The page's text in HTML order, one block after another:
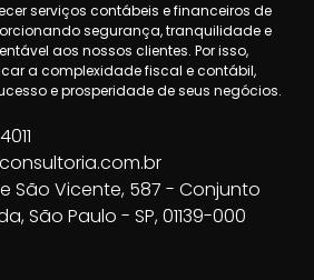
serviços contábeis e financeiros de
segurança, tranquilidade e
aos nossos clientes. Por isso,
a complexidade fiscal e contábil,
e prosperidade de seus negócios.
São Vicente, 587 - Conjunto
São Paulo - SP, 01139-000